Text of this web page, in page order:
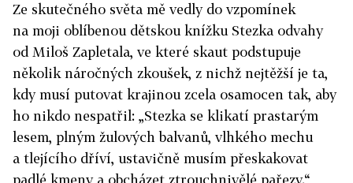
Ze skutečného světa mě vedly do vzpomínek
na moji oblíbenou dětskou knížku Stezka odvahy
od Miloš Zapletala, ve které skaut podstupuje
několik náročných zkoušek, z nichž nejtěžší je ta,
kdy musí putovat krajinou zcela osamocen tak, aby
ho nikdo nespatřil: „Stezka se klikatí prastarým
lesem, plným žulových balvanů, vlhkého mechu
a tlejícího dříví, ustavičně musím přeskakovat
padlé kmeny a obcházet ztrouchnivělé pařezy.“